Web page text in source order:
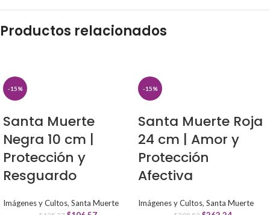
Productos relacionados
-15%
Santa Muerte
Negra 10 cm |
Protección y
Resguardo
Imágenes y Cultos, Santa Muerte
-15%
Santa Muerte Roja
24 cm | Amor y
Protección
Afectiva
Imágenes y Cultos, Santa Muerte